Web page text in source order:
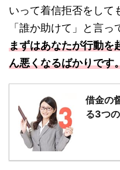
いって着信拒否をして
「誰か助けて」と言っ
まずはあなたが行動を
ん悪くなるばかりです
借金の
る3つ